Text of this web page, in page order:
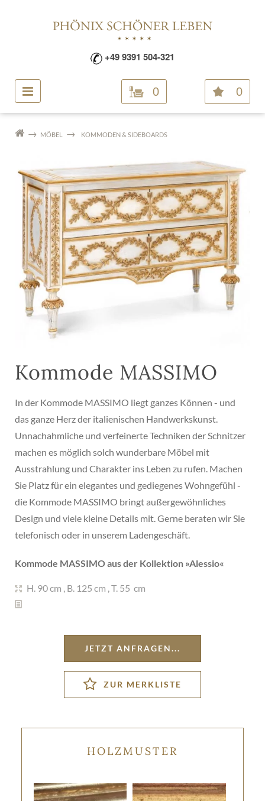
+49 9391 504-321
0 0
MÖBEL KOMMODEN & SIDEBOARDS
Kommode MASSIMO
In der Kommode MASSIMO liegt ganzes Können - und
das ganze Herz der italienischen Handwerkskunst.
Unnachahmliche und verfeinerte Techniken der Schnitzer
machen es möglich solch wunderbare Möbel mit
Ausstrahlung und Charakter ins Leben zu rufen. Machen
Sie Platz für ein elegantes und gediegenes Wohngefühl -
die Kommode MASSIMO bringt außergewöhnliches
Design und viele kleine Details mit. Gerne beraten wir Sie
telefonisch oder in unserem Ladengeschäft.
Kommode MASSIMO aus der Kollektion »Alessio«
H. 90 cm B. 125 cm T. 55 cm
JETZT ANFRAGEN...
HOLZMUSTER